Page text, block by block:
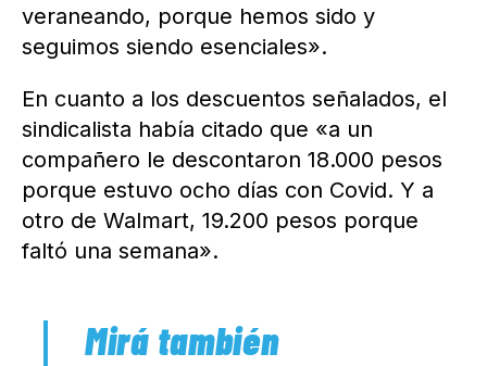
veraneando, porque hemos sido y
seguimos siendo esenciales».
En cuanto a los descuentos señalados, el
sindicalista había citado que «a un
compañero le descontaron 18.000 pesos
porque estuvo ocho días con Covid. Y a
otro de Walmart, 19.200 pesos porque
faltó una semana».